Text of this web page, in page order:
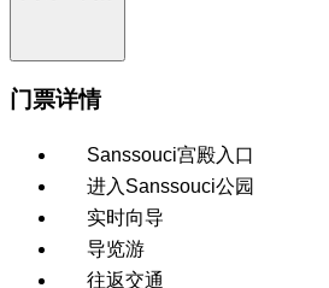
门票详情
Sanssouci宫殿入口
进入Sanssouci公园
实时向导
导览游
往返交通